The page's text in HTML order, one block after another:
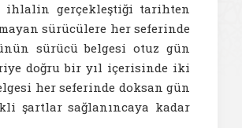
ihlalin gerçekleştiği tarihten
sürücülere her seferinde
sürücü belgesi otuz gün
doğru bir yıl içerisinde iki
her seferinde doksan gün
şartlar sağlanıncaya kadar